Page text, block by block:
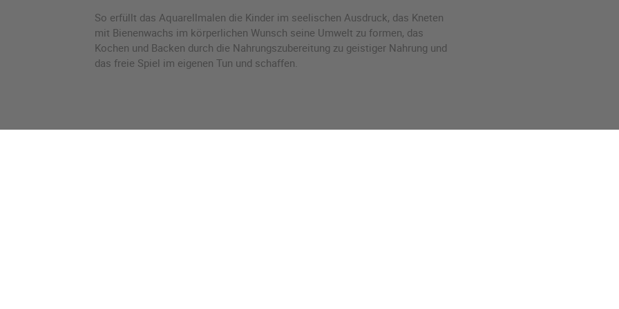
So erfüllt das Aquarellmalen die Kinder im seelischen Ausdruck, das Kneten
mit Bienenwachs im körperlichen Wunsch seine Umwelt zu formen, das
Kochen und Backen durch die Nahrungszubereitung zu geistiger Nahrung und
das freie Spiel im eigenen Tun und schaffen.